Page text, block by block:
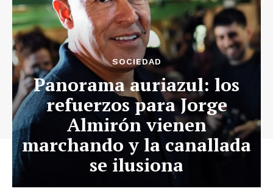
SOCIEDAD
Panorama auriazul: los
refuerzos para Jorge
Almirón vienen
marchando y la canallada
se ilusiona